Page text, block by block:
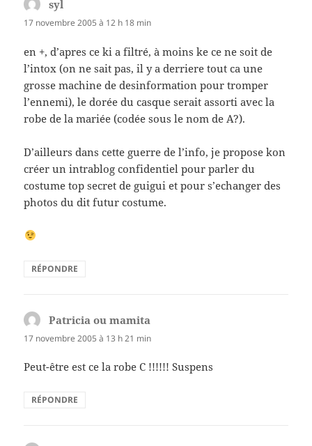
syl
17 novembre 2005 à 12 h 18 min
en +, d’apres ce ki a filtré, à moins ke ce ne soit de
l’intox (on ne sait pas, il y a derriere tout ca une
grosse machine de desinformation pour tromper
l’ennemi), le dorée du casque serait assorti avec la
robe de la mariée (codée sous le nom de A?).
D’ailleurs dans cette guerre de l’info, je propose kon
créer un intrablog confidentiel pour parler du
costume top secret de guigui et pour s’echanger des
photos du dit futur costume.
RÉPONDRE
Patricia ou mamita
17 novembre 2005 à 13 h 21 min
Peut-être est ce la robe C !!!!!! Suspens
RÉPONDRE